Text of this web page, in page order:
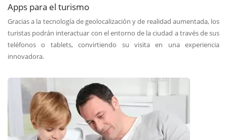
Apps para el turismo
Gracias a la tecnología de geolocalización y de realidad aumentada, los
turistas podrán interactuar con el entorno de la ciudad a través de sus
teléfonos o tablets, convirtiendo su visita en una experiencia
innovadora.